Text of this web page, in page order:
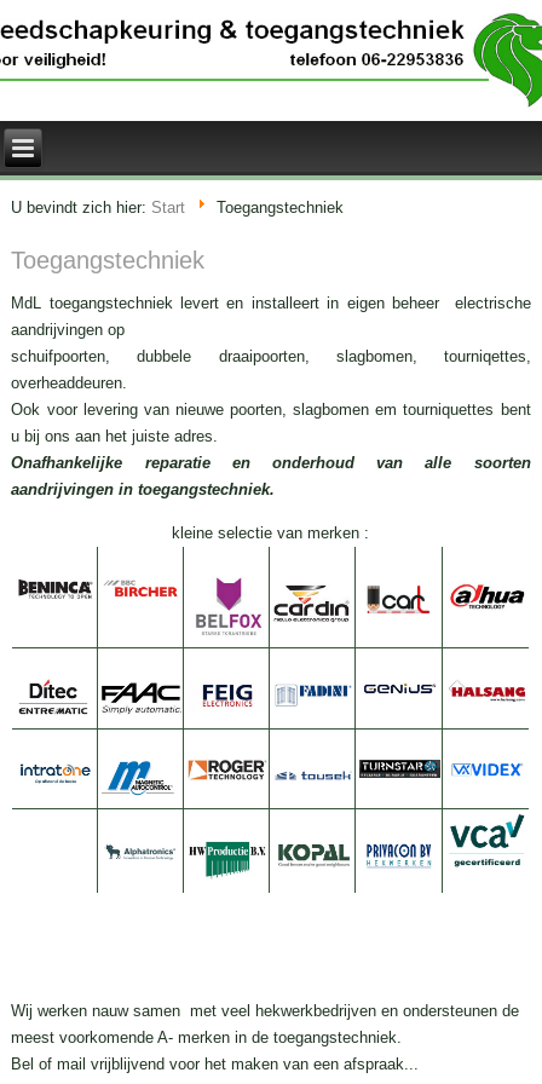
U bevindt zich hier: Start Toegangstechniek
Toegangstechniek
MdL toegangstechniek levert en installeert in eigen beheer electrische
aandrijvingen op
schuifpoorten, dubbele draaipoorten, slagbomen, tourniqettes,
overheaddeuren.
Ook voor levering van nieuwe poorten, slagbomen em tourniquettes bent
u bij ons aan het juiste adres.
Onafhankelijke reparatie en onderhoud van alle soorten
aandrijvingen in toegangstechniek.
kleine selectie van merken :
Wij werken nauw samen met veel hekwerkbedrijven en ondersteunen de
meest voorkomende A- merken in de toegangstechniek.
Bel of mail vrijblijvend voor het maken van een afspraak...